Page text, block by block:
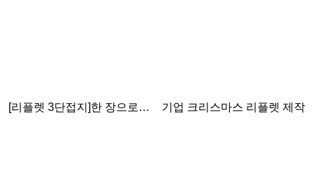
[리플렛 3단접지]한 장으로
기업 크리스마스 리플렛 제작